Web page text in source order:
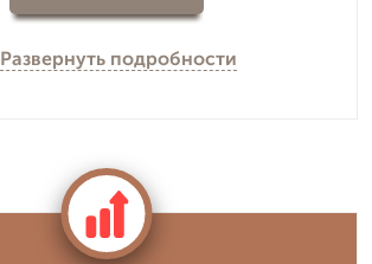
Развернуть подробности